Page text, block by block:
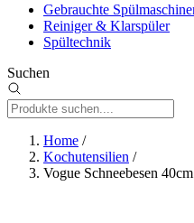
Gebrauchte
Reiniger & Klarspüler
Spültechnik
Suchen
Home /
Kochutensilien /
Vogue Schneebesen